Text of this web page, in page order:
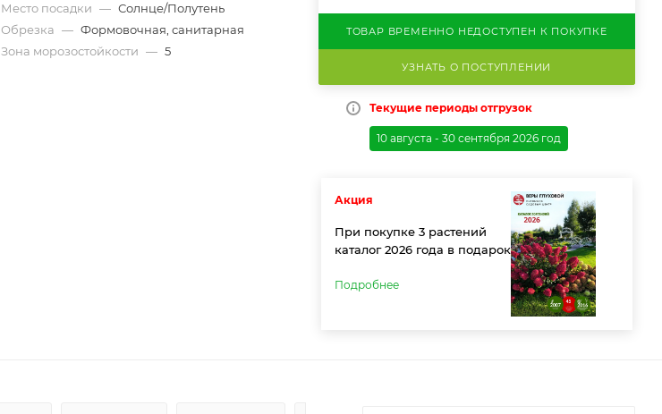
Место посадки — Солнце/Полутень
Обрезка — Формовочная, санитарная
Зона морозостойкости — 5
ТОВАР ВРЕМЕННО НЕДОСТУПЕН К ПОКУПКЕ
УЗНАТЬ О ПОСТУПЛЕНИИ
Текущие периоды отгрузок
10 августа - 30 сентября 2026 год
Акция
При покупке 3 растений
каталог 2026 года в подарок
Подробнее